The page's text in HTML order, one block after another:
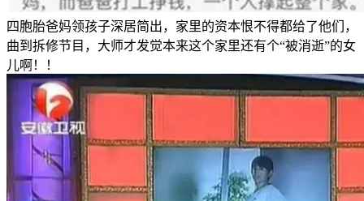
四胞胎爸妈领孩子深居简出，家里的资本恨不得都给了他们，
曲到拆修节目，大师才发觉本来这个家里还有个“被消逝”的女
儿啊！！